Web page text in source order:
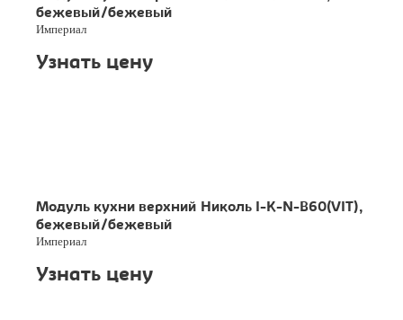
бежевый/бежевый
Империал
Узнать цену
Модуль кухни верхний Николь I-K-N-B60(VIT),
бежевый/бежевый
Империал
Узнать цену